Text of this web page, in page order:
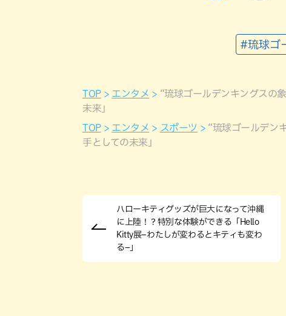
#琉球ゴ
TOP エンタメ
“琉球ゴールデンキングスの
未来」
TOP
エンタメ スポーツ
“琉球ゴールデン
手としての未来」
ハローキティグッズが巨大になって沖縄
に上陸！？特別な体験ができる「Hello
Kitty展–わたしが変わるとキティも変わ
る–」